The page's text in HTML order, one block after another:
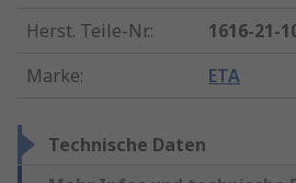
Herst. Teile-Nr.:
1616-21-
Marke: ETA
Technische Daten